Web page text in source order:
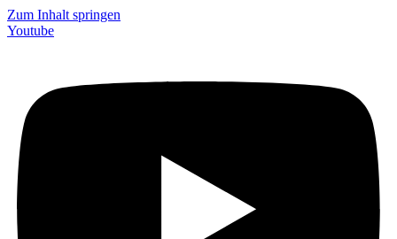
Zum Inhalt springen
Youtube